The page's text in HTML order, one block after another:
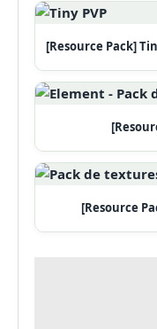
[Resource Pack]
[Resource